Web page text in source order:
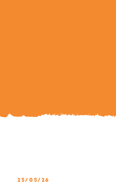
25/05/26